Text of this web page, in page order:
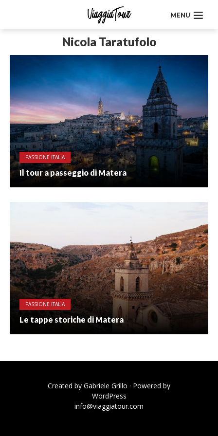
MENU
Nicola Taratufolo
PASSIONE ITALIA
Il tour a passeggio di Matera
PASSIONE ITALIA
Le tappe storiche di Matera
Created by Gabriele Grillo · Powered by
WordPress
info@viaggiatour.com